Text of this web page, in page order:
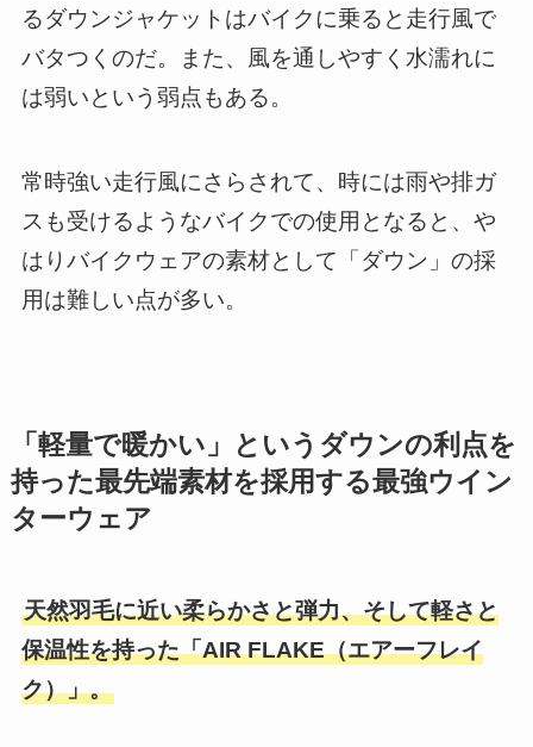
るダウンジャケットはバイクに乗ると走行風で
バタつくのだ。また、風を通しやすく水濡れに
は弱いという弱点もある。
常時強い走行風にさらされて、時には雨や排ガ
スも受けるようなバイクでの使用となると、や
はりバイクウェアの素材として「ダウン」の採
用は難しい点が多い。
「軽量で暖かい」というダウンの利点を
持った最先端素材を採用する最強ウイン
ターウェア
天然羽毛に近い柔らかさと弾力、そして軽さと
保温性を持った「AIR FLAKE（エアーフレイ
ク）」。